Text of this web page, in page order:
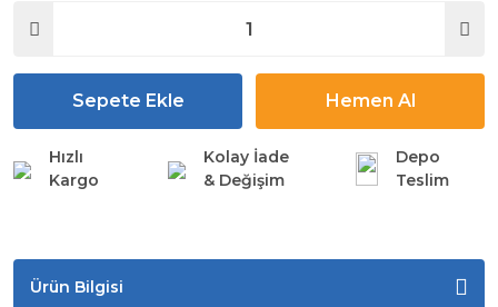
Sepete Ekle Hemen Al
Hızlı
Kargo
Kolay İade
& Değişim
Depo
Teslim
Ürün Bilgisi